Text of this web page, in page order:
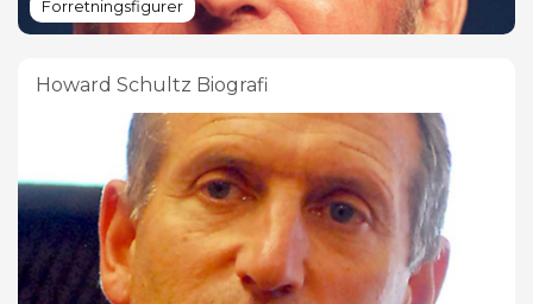
Forretningsfigurer
Howard Schultz Biografi